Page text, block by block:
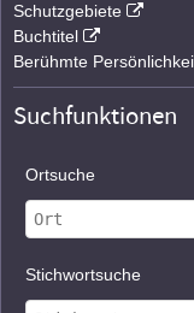
Schutzgebiete
Buchtitel
Berühmte
Suchfunktionen
Ortsuche
Stichwortsuche